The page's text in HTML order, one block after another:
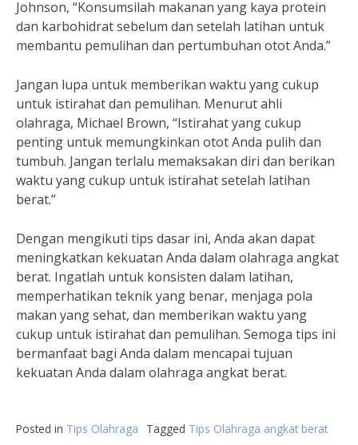
Johnson, “Konsumsilah makanan yang kaya protein
dan karbohidrat sebelum dan setelah latihan untuk
membantu pemulihan dan pertumbuhan otot Anda.”
Jangan lupa untuk memberikan waktu yang cukup
untuk istirahat dan pemulihan. Menurut ahli
olahraga, Michael Brown, “Istirahat yang cukup
penting untuk memungkinkan otot Anda pulih dan
tumbuh. Jangan terlalu memaksakan diri dan berikan
waktu yang cukup untuk istirahat setelah latihan
berat.”
Dengan mengikuti tips dasar ini, Anda akan dapat
meningkatkan kekuatan Anda dalam olahraga angkat
berat. Ingatlah untuk konsisten dalam latihan,
memperhatikan teknik yang benar, menjaga pola
makan yang sehat, dan memberikan waktu yang
cukup untuk istirahat dan pemulihan. Semoga tips ini
bermanfaat bagi Anda dalam mencapai tujuan
kekuatan Anda dalam olahraga angkat berat.
Posted in Tips Olahraga Tagged Tips Olahraga angkat berat